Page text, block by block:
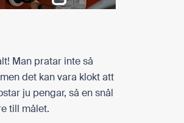
Man pratar inte så
det kan vara klokt att
ju pengar, så en snål
till målet.